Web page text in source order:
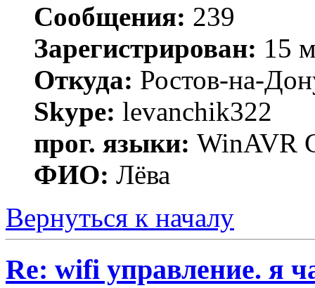
Сообщения: 239
Зарегистрирован: 15
Откуда: Ростов-на-
Skype: levanchik322
прог. языки: WinAVR
ФИО: Лёва
Вернуться к началу
Re: wifi управление. я